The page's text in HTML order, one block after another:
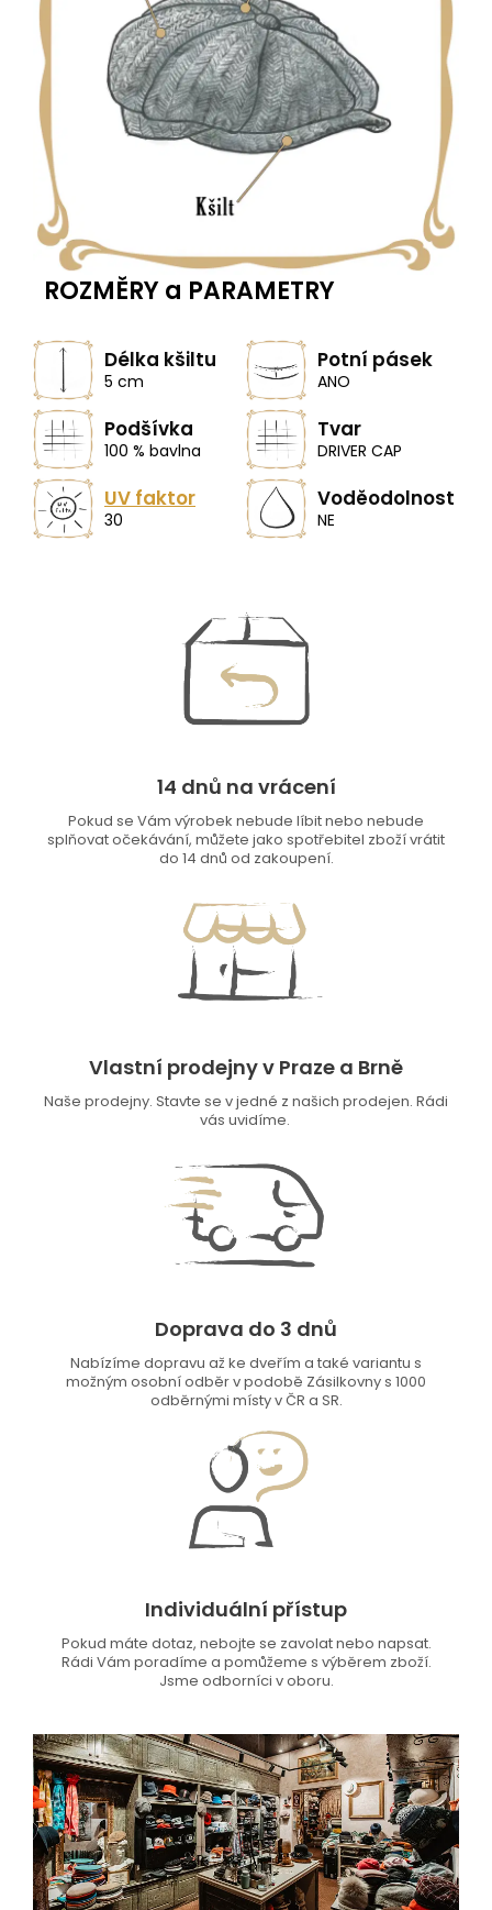
ROZMĚRY a PARAMETRY
Délka kšiltu
5 cm
Potní pásek
ANO
Podšívka
100 % bavlna
Tvar
DRIVER CAP
UV faktor
30
Voděodolnost
NE
14 dnů na vrácení
Pokud se Vám výrobek nebude líbit nebo nebude
splňovat očekávání, můžete jako spotřebitel zboží vrátit
do 14 dnů od zakoupení.
Vlastní prodejny v Praze a Brně
Naše prodejny. Stavte se v jedné z našich prodejen. Rádi
vás uvidíme.
Doprava do 3 dnů
Nabízíme dopravu až ke dveřím a také variantu s
možným osobní odběr v podobě Zásilkovny s 1000
odběrnými místy v ČR a SR.
Individuální přístup
Pokud máte dotaz, nebojte se zavolat nebo napsat.
Rádi Vám poradíme a pomůžeme s výběrem zboží.
Jsme odborníci v oboru.